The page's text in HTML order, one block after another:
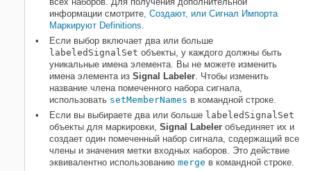
информации смотрите , Создают, или Сигнал Импорта
Маркируют Definitions
Если выбор включает два или больше
labeledSignalSet объекты, у каждого должны быть
уникальные имена элемента. Вы не можете изменить
имена элемента из Signal Labeler . Чтобы изменить
название члена помеченного набора сигнала,
использовать setMemberNames в командной строке.
Если вы выбираете два или больше labeledSignalSet
объекты для маркировки, Signal Labeler объединяет их и
создает один помеченный набор сигнала, содержащий все
члены и значения метки входных наборов. Это действие
эквивалентно использованию merge в командной строке.